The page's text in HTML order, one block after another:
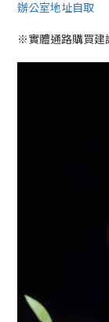
辦公室地址自取
※實體通路購買建